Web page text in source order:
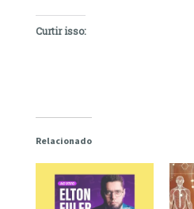
Curtir isso:
Relacionado